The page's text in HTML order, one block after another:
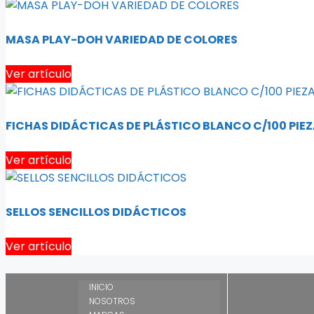
MASA PLAY-DOH VARIEDAD DE COLORES
Ver artículo
FICHAS DIDÁCTICAS DE PLÁSTICO BLANCO C/100
Ver artículo
SELLOS SENCILLOS DIDÁCTICOS
Ver artículo
INICIO
NOSOTROS